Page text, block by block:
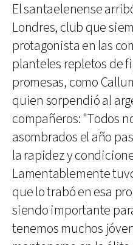
El santaelenense
Londres, club que
protagonista en las
planteles repletos de
promesas, como
quien sorpendió al
compañeros: "Todos
asombrados el año
la rapidez y
Lamentablemente
que lo trabó en esa
siendo importante
tenemos muchos